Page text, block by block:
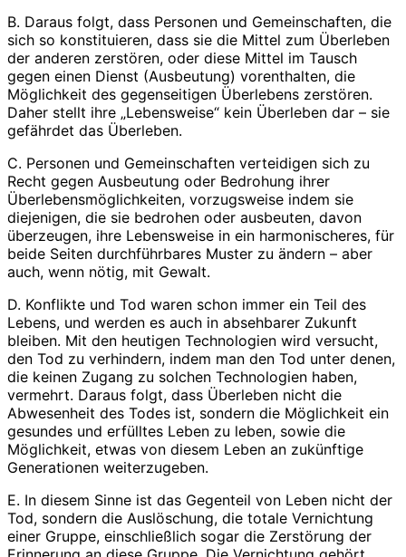
B. Daraus folgt, dass Personen und Gemeinschaften, die
sich so konstituieren, dass sie die Mittel zum Überleben
der anderen zerstören, oder diese Mittel im Tausch
gegen einen Dienst (Ausbeutung) vorenthalten, die
Möglichkeit des gegenseitigen Überlebens zerstören.
Daher stellt ihre „Lebensweise“ kein Überleben dar – sie
gefährdet das Überleben.
C. Personen und Gemeinschaften verteidigen sich zu
Recht gegen Ausbeutung oder Bedrohung ihrer
Überlebensmöglichkeiten, vorzugsweise indem sie
diejenigen, die sie bedrohen oder ausbeuten, davon
überzeugen, ihre Lebensweise in ein harmonischeres, für
beide Seiten durchführbares Muster zu ändern – aber
auch, wenn nötig, mit Gewalt.
D. Konflikte und Tod waren schon immer ein Teil des
Lebens, und werden es auch in absehbarer Zukunft
bleiben. Mit den heutigen Technologien wird versucht,
den Tod zu verhindern, indem man den Tod unter denen,
die keinen Zugang zu solchen Technologien haben,
vermehrt. Daraus folgt, dass Überleben nicht die
Abwesenheit des Todes ist, sondern die Möglichkeit ein
gesundes und erfülltes Leben zu leben, sowie die
Möglichkeit, etwas von diesem Leben an zukünftige
Generationen weiterzugeben.
E. In diesem Sinne ist das Gegenteil von Leben nicht der
Tod, sondern die Auslöschung, die totale Vernichtung
einer Gruppe, einschließlich sogar die Zerstörung der